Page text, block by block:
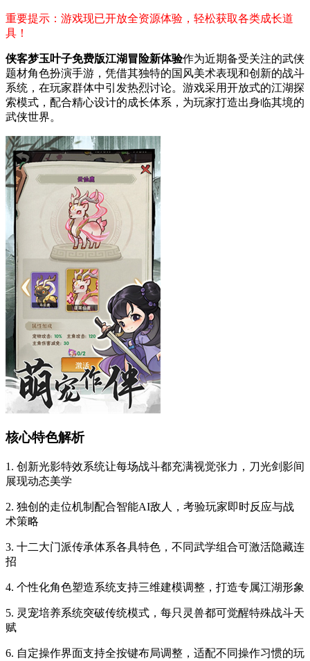
重要提示：游戏现已开放全资源体验，轻松获取各类成长道
具！
侠客梦玉叶子免费版江湖冒险新体验作为近期备受关注的武侠
题材角色扮演手游，凭借其独特的国风美术表现和创新的战斗
系统，在玩家群体中引发热烈讨论。游戏采用开放式的江湖探
索模式，配合精心设计的成长体系，为玩家打造出身临其境的
武侠世界。
核心特色解析
1. 创新光影特效系统让每场战斗都充满视觉张力，刀光剑影间
展现动态美学
2. 独创的走位机制配合智能AI敌人，考验玩家即时反应与战
术策略
3. 十二大门派传承体系各具特色，不同武学组合可激活隐藏连
招
4. 个性化角色塑造系统支持三维建模调整，打造专属江湖形象
5. 灵宠培养系统突破传统模式，每只灵兽都可觉醒特殊战斗天
赋
6. 自定操作界面支持全按键布局调整，适配不同操作习惯的玩